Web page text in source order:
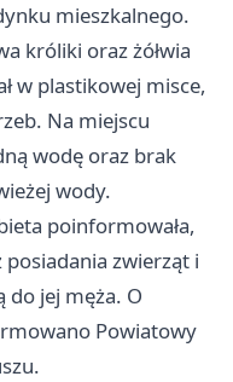
mieszkalnego.
króliki oraz żółwia
w plastikowej misce,
Na miejscu
wodę oraz brak
wody.
poinformowała,
zwierząt i
do jej męża. O
Powiatowy